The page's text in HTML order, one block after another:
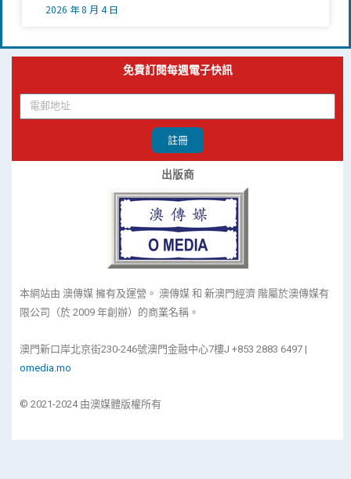
2026 年 8 月 4 日
免費訂閱每週電子快訊
註冊
出版商
本網站由 澳傳媒 擁有及運營。 澳傳媒 和 新澳門經濟 階屬於澳傳媒有
限公司（於 2009 年創辦）的商業名稱。
澳門新口岸北京街230-246號澳門金融中心7樓J +853 2883 6497 |
omedia.mo
© 2021-2024 由澳媒體版權所有